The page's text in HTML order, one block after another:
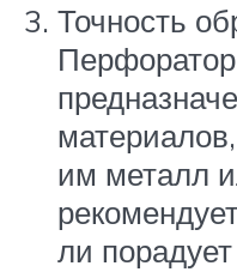
Точность
им металл
ли